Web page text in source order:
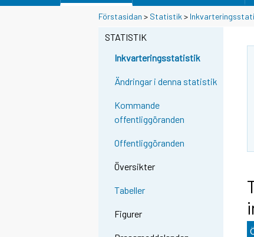
Förstasidan > Statistik >
STATISTIK
Inkvarteringsstatistik
Ändringar i denna statistik
Kommande
offentliggöranden
Offentliggöranden
Översikter
Tabeller
Figurer